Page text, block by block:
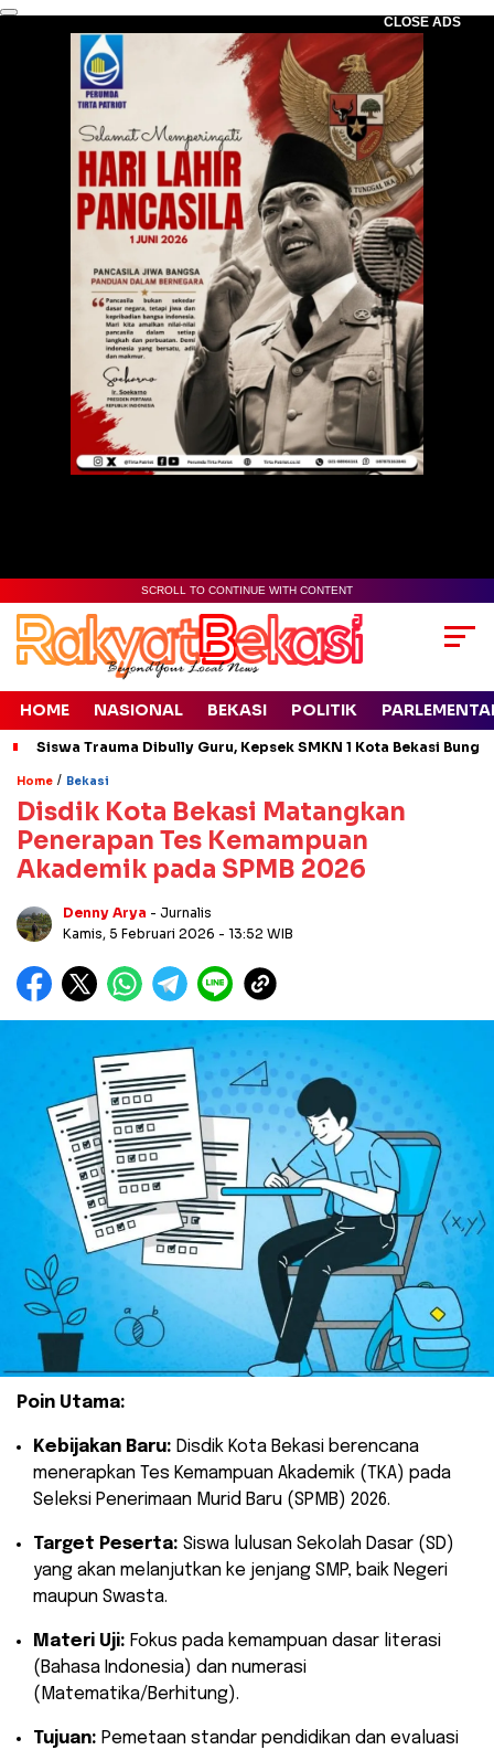
CLOSE ADS
SCROLL TO CONTINUE WITH CONTENT
HOME NASIONAL BEKASI POLITIK
Siswa Trauma Dibully Guru, Kepsek SMKN 1 Kota Bekasi
Home / Bekasi
Disdik Kota Bekasi Matangkan
Penerapan Tes Kemampuan
Akademik pada SPMB 2026
Denny Arya - Jurnalis
Kamis, 5 Februari 2026 - 13:52 WIB
Poin Utama:
Kebijakan Baru: Disdik Kota Bekasi berencana
menerapkan Tes Kemampuan Akademik (TKA) pada
Seleksi Penerimaan Murid Baru (SPMB) 2026.
Target Peserta: Siswa lulusan Sekolah Dasar (SD)
yang akan melanjutkan ke jenjang SMP, baik Negeri
maupun Swasta.
Materi Uji: Fokus pada kemampuan dasar literasi
(Bahasa Indonesia) dan numerasi
(Matematika/Berhitung).
Tujuan: Pemetaan standar pendidikan dan evaluasi